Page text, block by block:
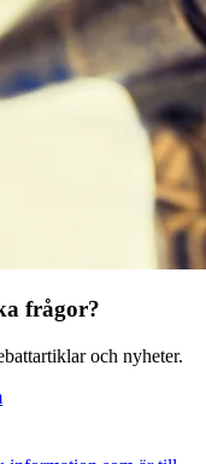
frågor?
och nyheter.